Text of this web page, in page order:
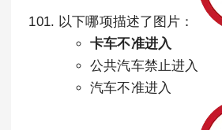
以下哪项描述了图片：
卡车不准进入
公共汽车禁止进入
汽车不准进入